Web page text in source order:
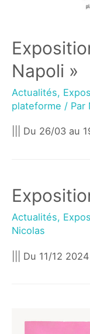
Napoli »
Actualités,
plateforme / Par
||| Du 26/03 au
Actualités,
Nicolas
||| Du 11/12